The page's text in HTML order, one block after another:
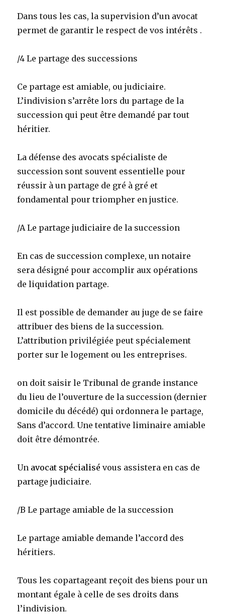
Dans tous les cas, la supervision d’un avocat
permet de garantir le respect de vos intérêts .
/4 Le partage des successions
Ce partage est amiable, ou judiciaire.
L’indivision s’arrête lors du partage de la
succession qui peut être demandé par tout
héritier.
La défense des avocats spécialiste de
succession sont souvent essentielle pour
réussir à un partage de gré à gré et
fondamental pour triompher en justice.
/A Le partage judiciaire de la succession
En cas de succession complexe, un notaire
sera désigné pour accomplir aux opérations
de liquidation partage.
Il est possible de demander au juge de se faire
attribuer des biens de la succession.
L’attribution privilégiée peut spécialement
porter sur le logement ou les entreprises.
on doit saisir le Tribunal de grande instance
du lieu de l’ouverture de la succession (dernier
domicile du décédé) qui ordonnera le partage,
Sans d’accord. Une tentative liminaire amiable
doit être démontrée.
Un avocat spécialisé vous assistera en cas de
partage judiciaire.
/B Le partage amiable de la succession
Le partage amiable demande l’accord des
héritiers.
Tous les copartageant reçoit des biens pour un
montant égale à celle de ses droits dans
l’indivision.